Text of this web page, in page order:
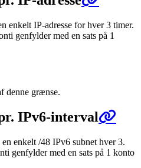
enkelt IP-adresse for hver 3 timer.
genfylder med en sats på 1
denne grænse.
IPv6-interval
enkelt /48 IPv6 subnet hver 3.
genfylder med en sats på 1 konto